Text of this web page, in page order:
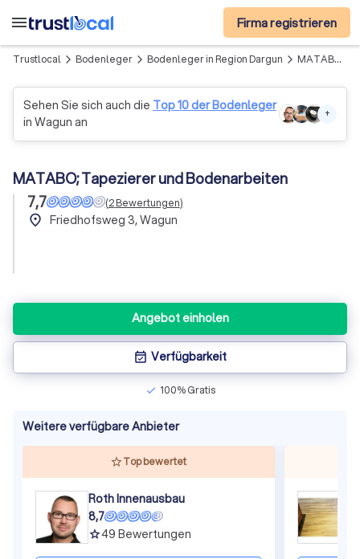
menu Firma registrieren
Trustlocal arrow_forward_ios Bodenleger arrow_forward_ios Bodenleger in Region Dargun arrow_forward_ios MATABO; Tapezierer und Bodenarbeiten
Sehen Sie sich auch die Top 10 der Bodenleger
in Wagun an
+
MATABO; Tapezierer und Bodenarbeiten
7,7
(2Bewertungen)
place Friedhofsweg 3, Wagun
Angebot einholen
event_available Verfügbarkeit
check 100% Gratis
Weitere verfügbare Anbieter
Top bewertet
Roth Innenausbau
8,7
grade49 Bewertungen